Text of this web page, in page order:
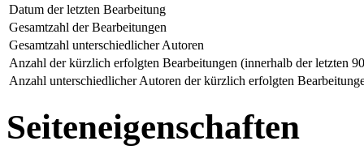
Datum der letzten Bearbeitung
Gesamtzahl der Bearbeitungen
Gesamtzahl unterschiedlicher Autoren
Anzahl der kürzlich erfolgten Bearbeitungen (innerhalb der letzten
Anzahl unterschiedlicher Autoren der kürzlich erfolgten
Seiteneigenschaften